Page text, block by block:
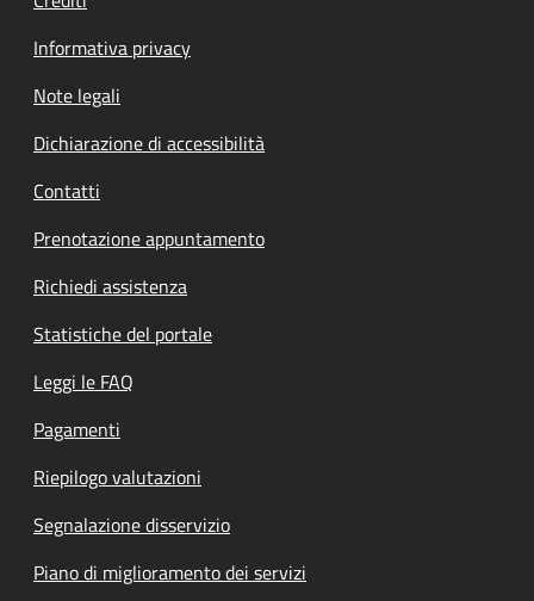
Informativa privacy
Note legali
Dichiarazione di accessibilità
Contatti
Prenotazione appuntamento
Richiedi assistenza
Statistiche del portale
Leggi le FAQ
Pagamenti
Riepilogo valutazioni
Segnalazione disservizio
Piano di miglioramento dei servizi